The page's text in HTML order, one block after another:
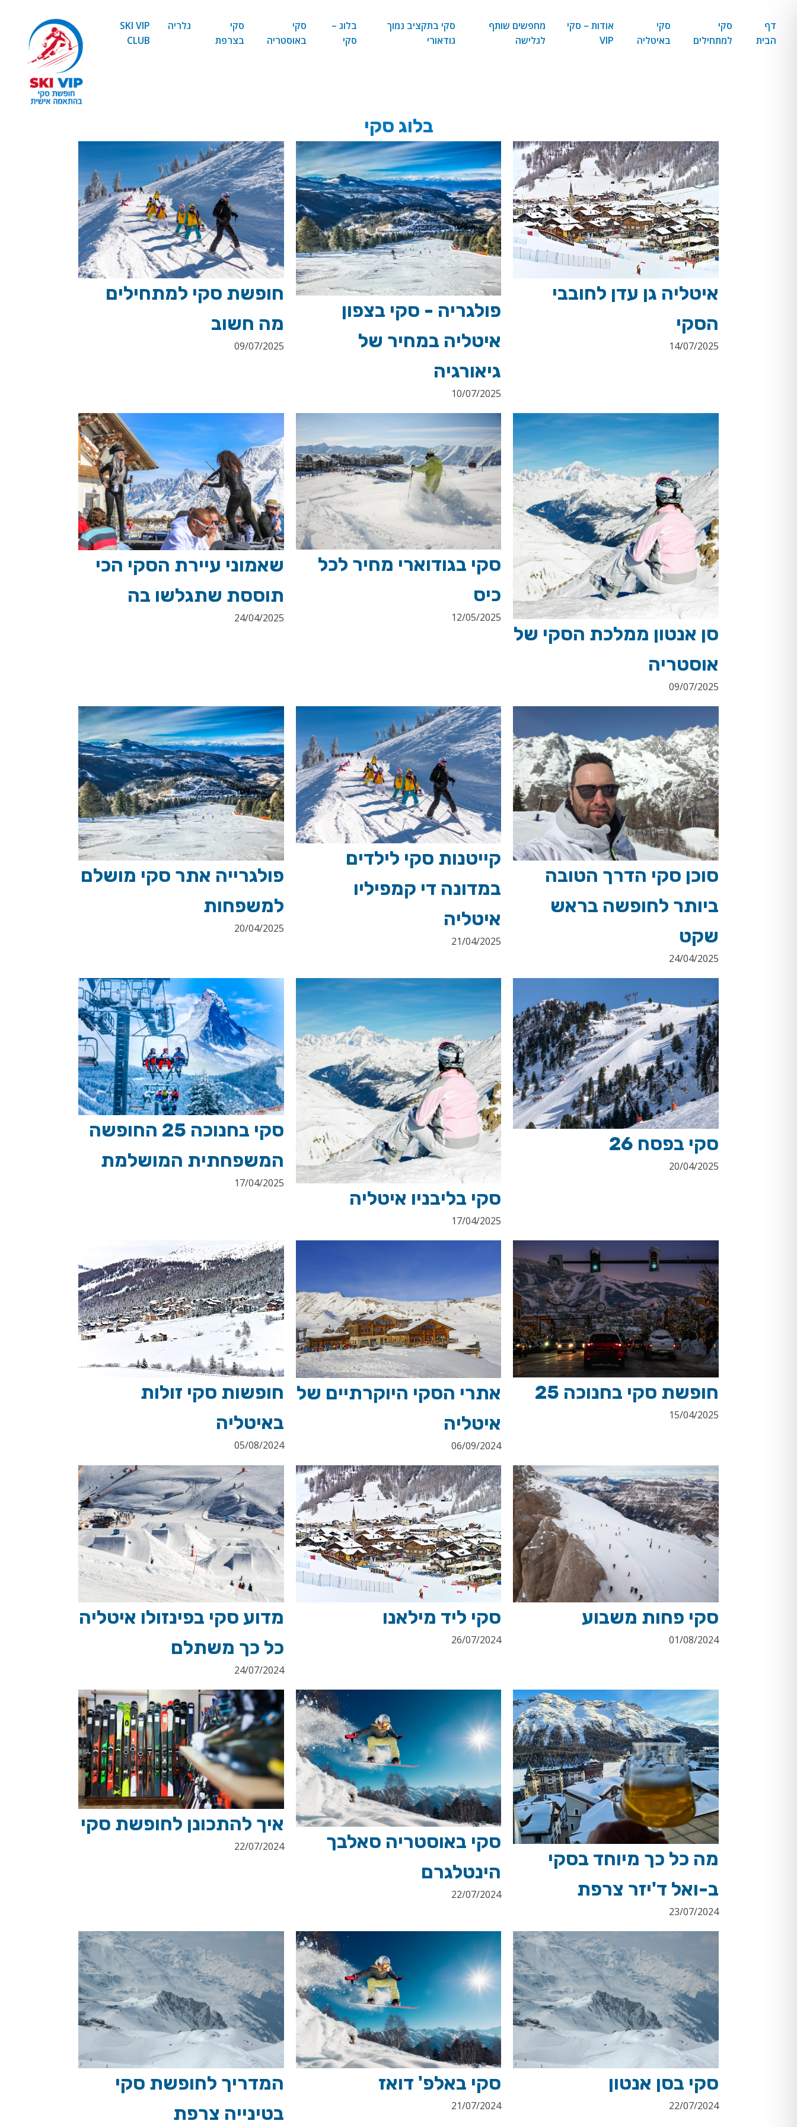
דף
הבית
סקי
למתחילים
סקי
באיטליה
אודות – סקי
VIP
מחפשים שותף
לגלישה
סקי בתקציב נמוך
גודאורי
בלוג –
סקי
סקי
באוסטריה
סקי
בצרפת
גלריה
SKI VIP
CLUB
בלוג סקי
איטליה גן עדן לחובבי
הסקי
14/07/2025
פולגריה - סקי בצפון
איטליה במחיר של
גיאורגיה
10/07/2025
חופשת סקי למתחילים
מה חשוב
09/07/2025
סן אנטון ממלכת הסקי של
אוסטריה
09/07/2025
סקי בגודוארי מחיר לכל
כיס
12/05/2025
שאמוני עיירת הסקי הכי
תוססת שתגלשו בה
24/04/2025
סוכן סקי הדרך הטובה
ביותר לחופשה בראש
שקט
24/04/2025
קייטנות סקי לילדים
במדונה די קמפיליו
איטליה
21/04/2025
פולגרייה אתר סקי מושלם
למשפחות
20/04/2025
סקי בפסח 26
20/04/2025
סקי בליבניו איטליה
17/04/2025
סקי בחנוכה 25 החופשה
המשפחתית המושלמת
17/04/2025
חופשת סקי בחנוכה 25
15/04/2025
אתרי הסקי היוקרתיים של
איטליה
06/09/2024
חופשות סקי זולות
באיטליה
05/08/2024
סקי פחות משבוע
01/08/2024
סקי ליד מילאנו
26/07/2024
מדוע סקי בפינזולו איטליה
כל כך משתלם
24/07/2024
מה כל כך מיוחד בסקי
ב-ואל ד'יזר צרפת
23/07/2024
סקי באוסטריה סאלבך
הינטלגרם
22/07/2024
איך להתכונן לחופשת סקי
22/07/2024
סקי בסן אנטון
22/07/2024
סקי באלפ' דואז
21/07/2024
המדריך לחופשת סקי
בטינייה צרפת